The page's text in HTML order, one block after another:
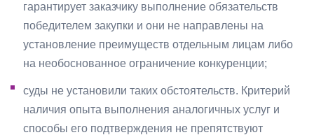
гарантирует заказчику выполнение обязательств
победителем закупки и они не направлены на
установление преимуществ отдельным лицам либо
на необоснованное ограничение конкуренции;
суды не установили таких обстоятельств. Критерий
наличия опыта выполнения аналогичных услуг и
способы его подтверждения не препятствуют